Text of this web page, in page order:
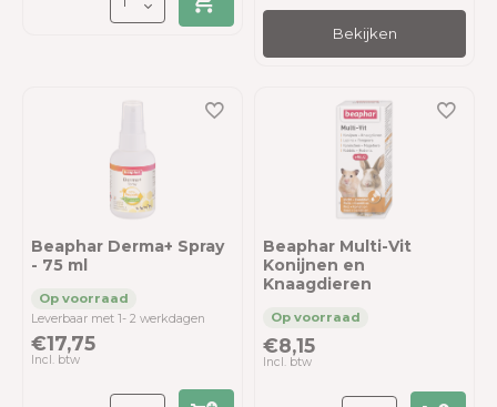
Bekijken
Beaphar Derma+ Spray
- 75 ml
Leverbaar met 1- 2 werkdagen
€17,75
Incl. btw
Beaphar Multi-Vit
Konijnen en
Knaagdieren
€8,15
Incl. btw